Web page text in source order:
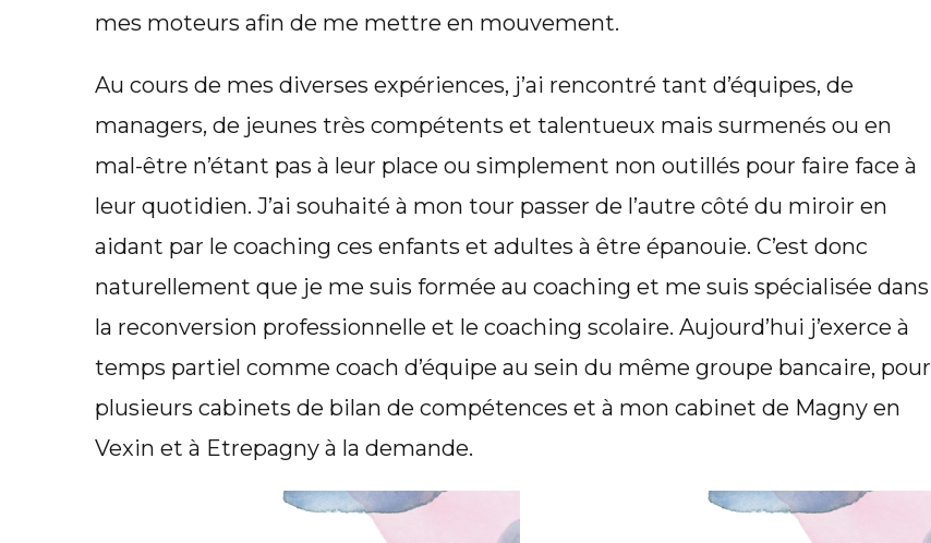
mes moteurs afin de me mettre en mouvement.
Au cours de mes diverses expériences, j’ai rencontré tant d’équipes, de
managers, de jeunes très compétents et talentueux mais surmenés ou en
mal-être n’étant pas à leur place ou simplement non outillés pour faire face à
leur quotidien. J’ai souhaité à mon tour passer de l’autre côté du miroir en
aidant par le coaching ces enfants et adultes à être épanouie. C’est donc
naturellement que je me suis formée au coaching et me suis spécialisée dans
la reconversion professionnelle et le coaching scolaire. Aujourd’hui j’exerce à
temps partiel comme coach d’équipe au sein du même groupe bancaire, pour
plusieurs cabinets de bilan de compétences et à mon cabinet de Magny en
Vexin et à Etrepagny à la demande.